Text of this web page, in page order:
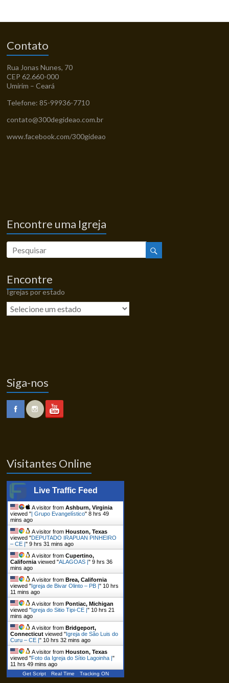
Contato
Rua Jonas Nunes, 70
CEP 62.660-000
Umirim – Ceará
Telefone: 85-99936-7710
contato@300degideao.com.br
www.facebook.com/300gideao
Encontre uma Igreja
Encontre
Igrejas por estado
Siga-nos
Visitantes Online
Live Traffic Feed
A visitor fromAshburn, Virginia
viewed "| Grupo Evangelístico"8 hrs 49
mins ago
A visitor fromHouston, Texas
viewed "DEPUTADO IRAPUAN PINHEIRO
– CE |"9 hrs 32 mins ago
A visitor fromCupertino,
California viewed "ALAGOAS |"9 hrs 36
mins ago
A visitor fromBrea, California
viewed "Igreja de Bivar Olinto – PB |" 10 hrs
11 mins ago
A visitor fromPontiac, Michigan
viewed "Igreja do Sitio Tipi-CE |" 10 hrs 21
mins ago
A visitor fromBridgeport,
Connecticut viewed "Igreja de São Luis do
Curu – CE |" 10 hrs 32 mins ago
A visitor fromHouston, Texas
viewed "Foto da Igreja do Sítio Lagoinha |"
11 hrs 49 mins ago
Get Script Real Time Tracking ON